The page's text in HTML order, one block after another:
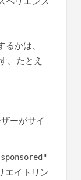
かは、
。たとえ
ーがサイ
エイトリン